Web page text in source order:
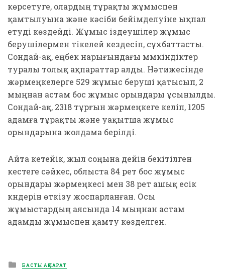
көрсетуге, олардың тұрақты жұмыспен
қамтылуына және кәсіби бейімделуіне ықпал
етуді көздейді. Жұмыс іздеушілер жұмыс
берушілермен тікелей кездесіп, сұхбаттасты.
Сондай-ақ, еңбек нарығындағы мүмкіндіктер
туралы толық ақпараттар алды. Нәтижесінде
жәрмеңкелерге 529 жұмыс беруші қатысып, 2
мыңнан астам бос жұмыс орындары ұсынылды.
Сондай-ақ, 2318 тұрғын жәрмеңкеге келіп, 1205
адамға тұрақты және уақытша жұмыс
орындарына жолдама берілді.
Айта кетейік, жыл соңына дейін бекітілген
кестеге сәйкес, облыста 84 рет бос жұмыс
орындары жәрмеңкесі мен 38 рет ашық есік
күндерін өткізу жоспарланған. Осы
жұмыстардың аясында 14 мыңнан астам
адамды жұмыспен қамту көзделген.
Posted
in
БАСТЫ АҚПАРАТ